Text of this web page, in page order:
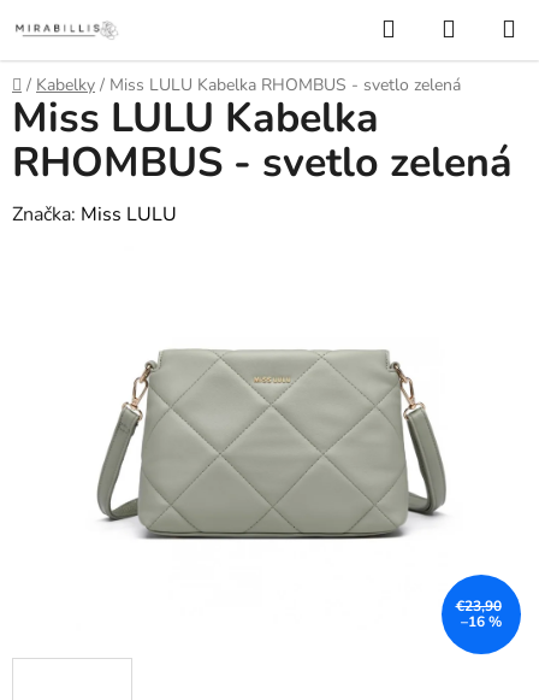
na
obsah
Hľadať
KOŠÍK
Domov
/ Kabelky / Miss LULU Kabelka RHOMBUS - svetlo zelená
Miss LULU Kabelka
RHOMBUS - svetlo zelená
Značka: Miss LULU
€23,90
–16 %